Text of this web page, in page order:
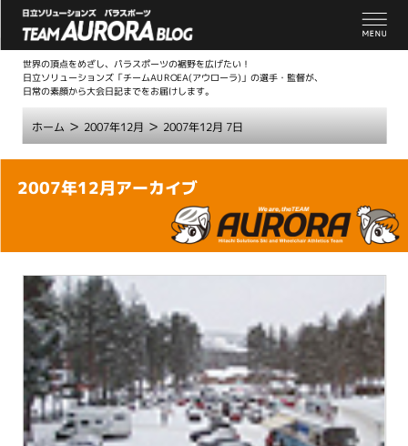
世界の頂点をめざし、パラスポーツの裾野を広げたい！
日立ソリューションズ「チームAUROEA(アウローラ)」の選手・監督が、
日常の素顔から大会日記までをお届けします。
ホーム> 2007年12月 > 2007年12月 7日
本
2007年12月アーカイブ